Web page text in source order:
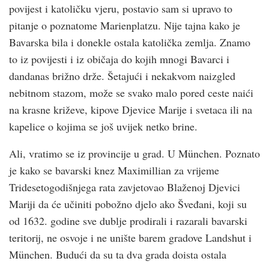
povijest i katoličku vjeru, postavio sam si upravo to
pitanje o poznatome Marienplatzu. Nije tajna kako je
Bavarska bila i donekle ostala katolička zemlja. Znamo
to iz povijesti i iz običaja do kojih mnogi Bavarci i
dandanas brižno drže. Šetajući i nekakvom naizgled
nebitnom stazom, može se svako malo pored ceste naići
na krasne križeve, kipove Djevice Marije i svetaca ili na
kapelice o kojima se još uvijek netko brine.
Ali, vratimo se iz provincije u grad. U München. Poznato
je kako se bavarski knez Maximillian za vrijeme
Tridesetogodišnjega rata zavjetovao Blaženoj Djevici
Mariji da će učiniti pobožno djelo ako Šveđani, koji su
od 1632. godine sve dublje prodirali i razarali bavarski
teritorij, ne osvoje i ne unište barem gradove Landshut i
München. Budući da su ta dva grada doista ostala